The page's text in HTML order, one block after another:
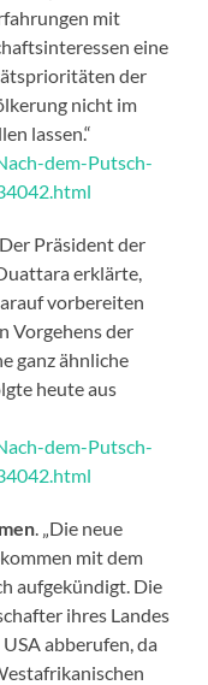
mit
eine
der
nicht im
lassen.“
dem-Putsch-
„Der Präsident der
erklärte,
vorbereiten
Vorgehens der
ganz ähnliche
heute aus
dem-Putsch-
. „Die neue
mit dem
aufgekündigt. Die
ihres Landes
abberufen, da